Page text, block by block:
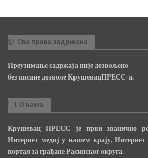
Сва права задржана
Преузимање садржаја није дозвољено
без писане дозволе КрушевацПРЕСС-а.
О нама
Крушевац ПРЕСС је први званично
Интернет медиј у нашем крају,
портал за грађане Расинског округа.